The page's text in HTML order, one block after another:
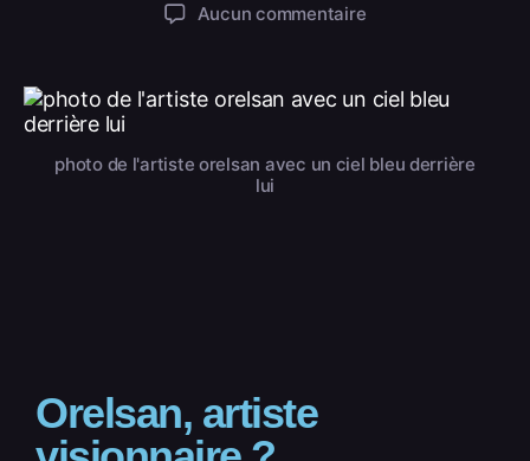
Aucun commentaire
photo de l'artiste orelsan avec un ciel bleu derrière
lui
Orelsan, artiste